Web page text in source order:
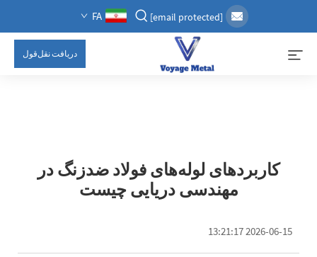
[email protected]
FA
دریافت نقل‌قول
کاربردهای لوله‌های فولاد ضدزنگ در
مهندسی دریایی چیست
2026-06-15 13:21:17